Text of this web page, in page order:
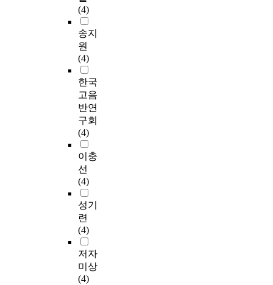
(4)
송지
원
(4)
한국
고음
반연
구회
(4)
이충
선
(4)
성기
련
(4)
저자
미상
(4)